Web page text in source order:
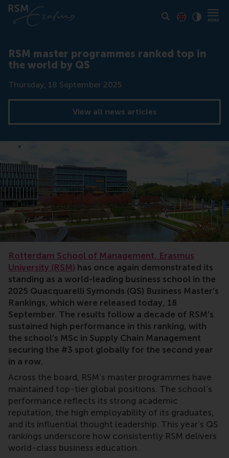
RSM master programmes ranked top in
the world by QS
Date
Thursday, 18 September 2025
View all news articles
Ranking,Rankings
Rotterdam School of Management, Erasmus
University (RSM) has once again demonstrated its
standing as a world-leading business school in the
2025 Quacquarelli Symonds (QS) Business Master’s
Rankings, which were released today, 18
September. The results follow a decade of RSM’s
sustained high performance in this ranking, with
the school’s MSc in Supply Chain Management
securing the #3 spot globally for the second year
in a row.
Across the board, RSM’s master programmes have
maintained top-tier global positions. The school’s
performance reflects its strong academic
reputation, the high employability of its graduates,
and its influential thought leadership. This year’s QS
rankings underscore how consistently RSM delivers
world-class business education.